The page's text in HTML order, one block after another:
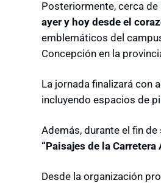
Posteriormente, cerca
ayer y hoy desde el
emblemáticos del
Concepción en la
La jornada finalizará con
incluyendo espacios de
Además, durante el fin de
“Paisajes de la Carretera
Desde la organización